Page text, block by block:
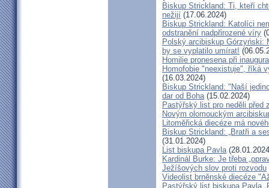
Biskup Strickland: Ti, kteří
nežijí (17.06.2024)
Biskup Strickland: Katolíci
odstranění nadpřirozené víry
Polský arcibiskup Górzyński:
by se vyplatilo umírat!
Homilie pronesena při
Homofobie "neexistuje", říká
(16.03.2024)
Biskup Strickland: "Naší
dar od Boha(15.02.2024)
Pastýřský list pro neděli před
Novým olomouckým
Litoměřická diecéze má
Biskup Strickland: „Bratři a
(31.01.2024)
List biskupa Pavla
Kardinál Burke: Je třeba
Ježíšových slov proti rozvodu
Videolist brněnské diecéze
Pastýřský list biskupa Pavla